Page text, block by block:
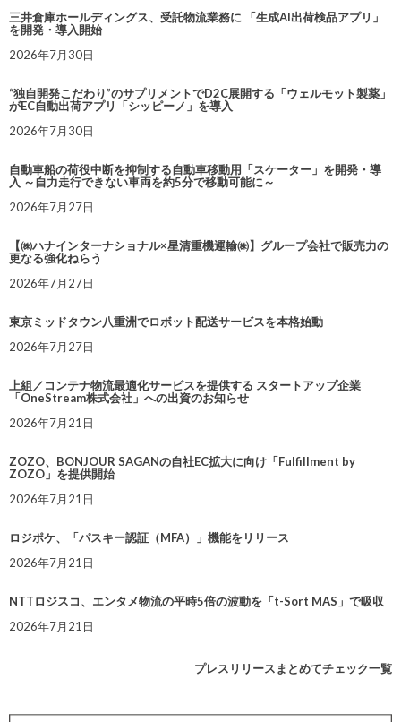
三井倉庫ホールディングス、受託物流業務に 「生成AI出荷検品アプリ」
を開発・導入開始
2026年7月30日
“独自開発こだわり”のサプリメントでD2C展開する「ウェルモット製薬」
がEC自動出荷アプリ「シッピーノ」を導入
2026年7月30日
自動車船の荷役中断を抑制する自動車移動用「スケーター」を開発・導
入 ～自力走行できない車両を約5分で移動可能に～
2026年7月27日
【㈱ハナインターナショナル×星清重機運輸㈱】グループ会社で販売力の
更なる強化ねらう
2026年7月27日
東京ミッドタウン八重洲でロボット配送サービスを本格始動
2026年7月27日
上組／コンテナ物流最適化サービスを提供する スタートアップ企業
「OneStream株式会社」への出資のお知らせ
2026年7月21日
ZOZO、BONJOUR SAGANの自社EC拡大に向け「Fulfillment by
ZOZO」を提供開始
2026年7月21日
ロジポケ、「パスキー認証（MFA）」機能をリリース
2026年7月21日
NTTロジスコ、エンタメ物流の平時5倍の波動を「t-Sort MAS」で吸収
2026年7月21日
プレスリリースまとめてチェック一覧